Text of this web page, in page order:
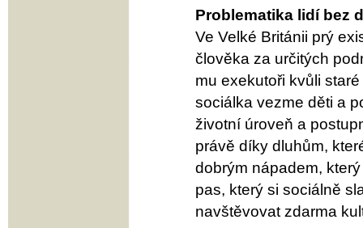
Problematika lidí bez
Ve Velké Británii prý
člověka za určitých
mu exekutoři kvůli
sociálka vezme děti a
životní úroveň a
právě díky dluhům,
dobrým nápadem,
pas, který si sociálně
navštěvovat zdarma